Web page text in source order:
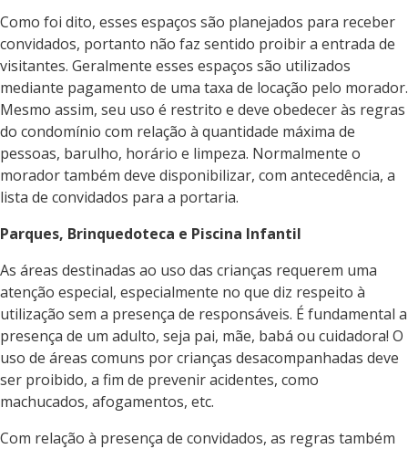
Como foi dito, esses espaços são planejados para receber
convidados, portanto não faz sentido proibir a entrada de
visitantes. Geralmente esses espaços são utilizados
mediante pagamento de uma taxa de locação pelo morador.
Mesmo assim, seu uso é restrito e deve obedecer às regras
do condomínio com relação à quantidade máxima de
pessoas, barulho, horário e limpeza. Normalmente o
morador também deve disponibilizar, com antecedência, a
lista de convidados para a portaria.
Parques, Brinquedoteca e Piscina Infantil
As áreas destinadas ao uso das crianças requerem uma
atenção especial, especialmente no que diz respeito à
utilização sem a presença de responsáveis. É fundamental a
presença de um adulto, seja pai, mãe, babá ou cuidadora! O
uso de áreas comuns por crianças desacompanhadas deve
ser proibido, a fim de prevenir acidentes, como
machucados, afogamentos, etc.
Com relação à presença de convidados, as regras também